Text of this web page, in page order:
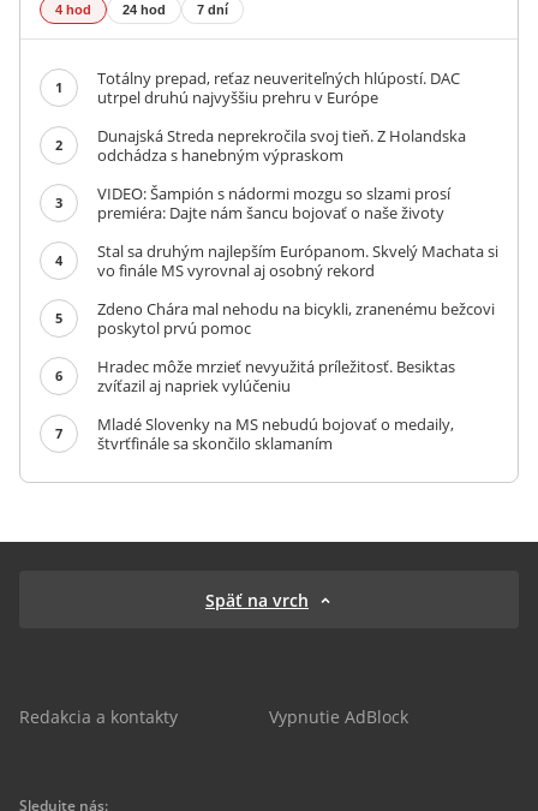
4 hod 24 hod 7 dní
1
Totálny prepad, reťaz neuveriteľných hlúpostí. DAC
utrpel druhú najvyššiu prehru v Európe
2
Dunajská Streda neprekročila svoj tieň. Z Holandska
odchádza s hanebným výpraskom
3
VIDEO: Šampión s nádormi mozgu so slzami prosí
premiéra: Dajte nám šancu bojovať o naše životy
4
Stal sa druhým najlepším Európanom. Skvelý Machata si
vo finále MS vyrovnal aj osobný rekord
5
Zdeno Chára mal nehodu na bicykli, zranenému bežcovi
poskytol prvú pomoc
6
Hradec môže mrzieť nevyužitá príležitosť. Besiktas
zvíťazil aj napriek vylúčeniu
7
Mladé Slovenky na MS nebudú bojovať o medaily,
štvrťfinále sa skončilo sklamaním
Späť na vrch
Redakcia a kontakty Vypnutie AdBlock
Sledujte nás: